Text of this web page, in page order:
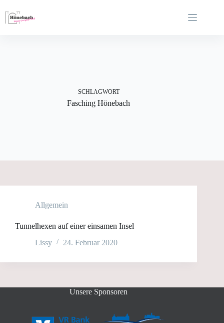
Inhalt
springen
SCHLAGWORT
Fasching Hönebach
Allgemein
Tunnelhexen auf einer einsamen Insel
Lissy
24. Februar 2020
Unsere Sponsoren